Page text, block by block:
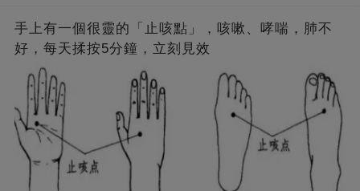
手上有一個很靈的「止咳點」，咳嗽、哮喘，肺不
好，每天揉按5分鐘，立刻見效